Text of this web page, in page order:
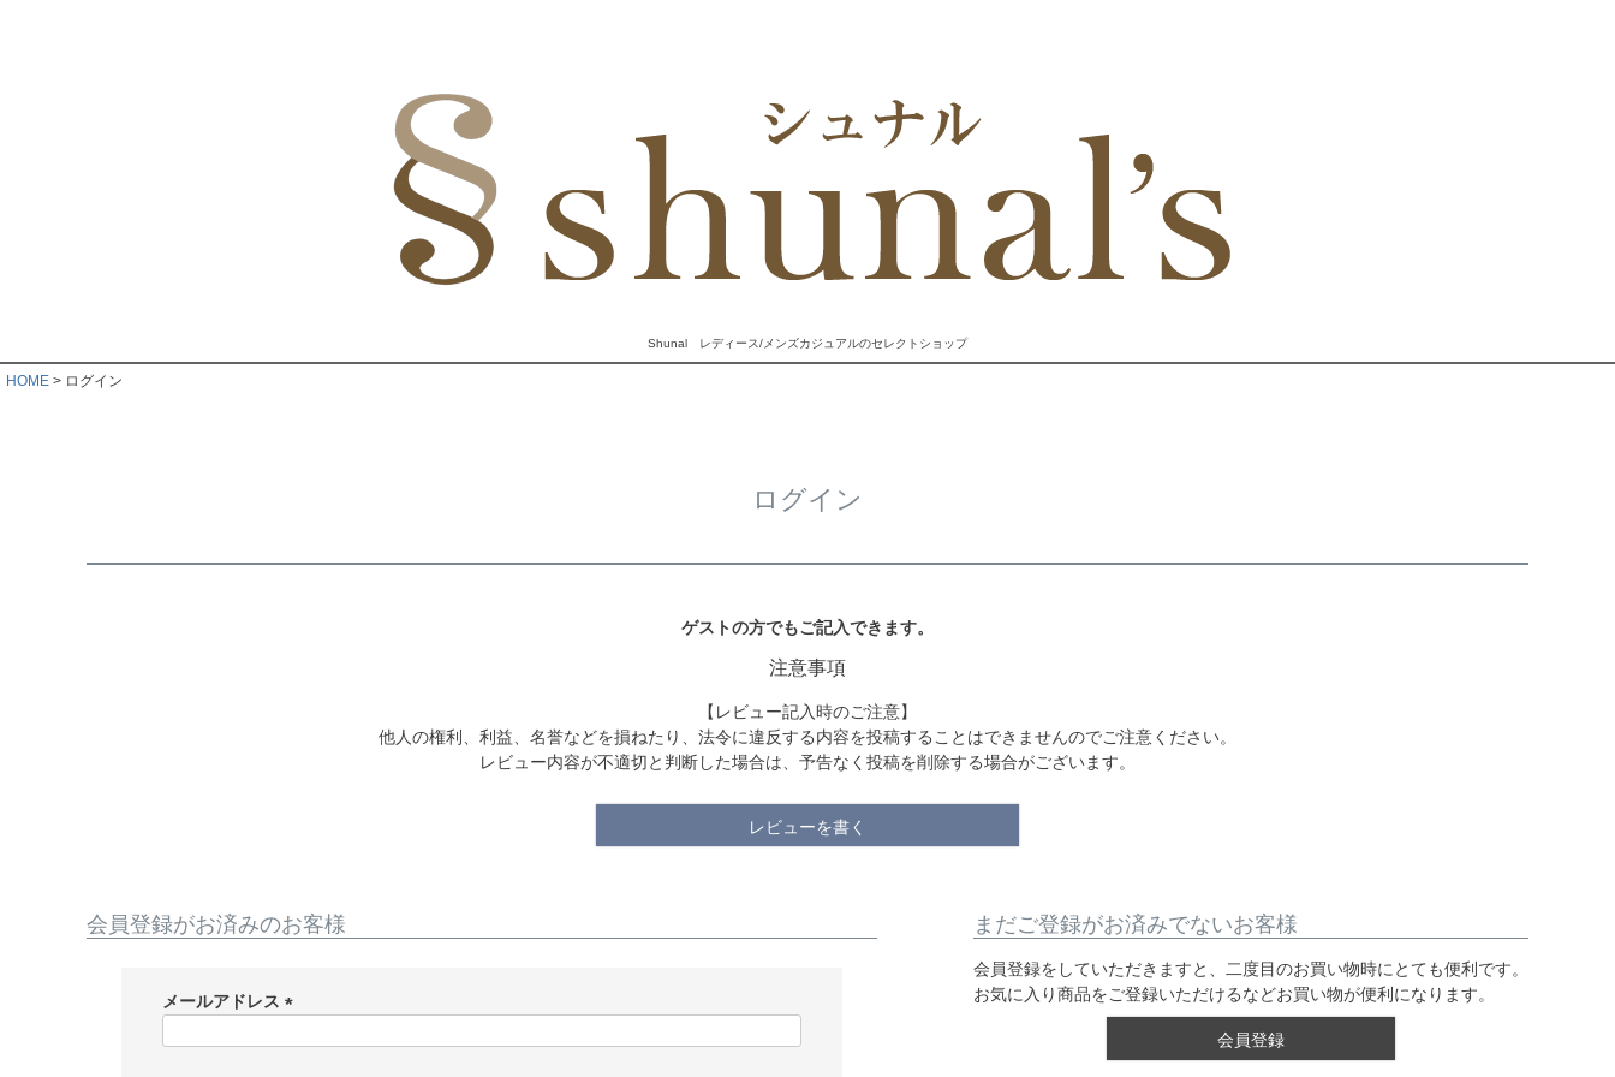
Shunal レディース/メンズカジュアルのセレクトショップ
HOME ログイン
ログイン
ゲストの方でもご記入できます。
注意事項
【レビュー記入時のご注意】
他人の権利、利益、名誉などを損ねたり、法令に違反する内容を投稿することはできませんのでご注意ください。
レビュー内容が不適切と判断した場合は、予告なく投稿を削除する場合がございます。
レビューを書く
会員登録がお済みのお客様
メールアドレス
まだご登録がお済みでないお客様
会員登録をしていただきますと、二度目のお買い物時にとても便利です。
お気に入り商品をご登録いただけるなどお買い物が便利になります。
会員登録